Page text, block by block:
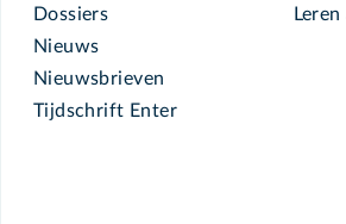
Dossiers
Nieuws
Nieuwsbrieven
Tijdschrift Enter